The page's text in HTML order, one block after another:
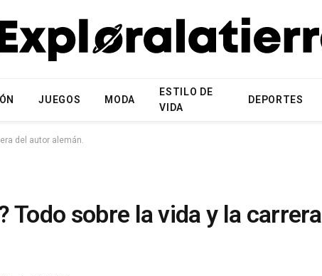
JUEGOS MODA
ESTILO DE
VIDA
DEPORTES
del autor alemán.
Todo sobre la vida y la carrera